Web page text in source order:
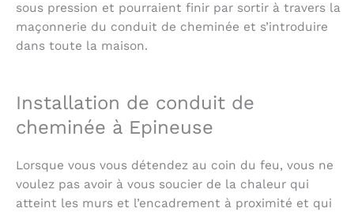
sous pression et pourraient finir par sortir à travers la
maçonnerie du conduit de cheminée et s’introduire
dans toute la maison.
Installation de conduit de
cheminée à Epineuse
Lorsque vous vous détendez au coin du feu, vous ne
voulez pas avoir à vous soucier de la chaleur qui
atteint les murs et l’encadrement à proximité et qui